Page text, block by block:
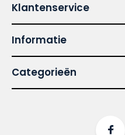
Klantenservice
Informatie
Categorieën